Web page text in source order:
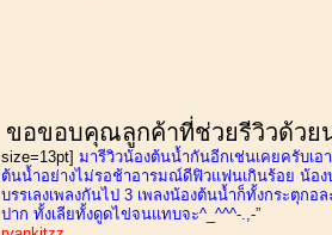
ขอขอบคุณลูกค้าที่ช่วยรีวิวด้วย
size=13pt] มารีวิวน้องต้นน้ำกันอีกเช่นเคยครับเอ
ต้นน้ำอย่างไม่รอช้าอารมณ์ดีฟิวแฟนเกินร้อย น้อ
บรรเลงเพลงกันไป 3 เพลงน้องต้นน้ำก็ทั้งกระตุก
ปาก ทั้งเลียทั้งดูดไข่จนแทบจะ^_^^^-.,-”